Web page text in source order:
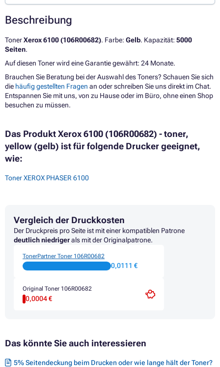
Beschreibung
TonerXerox 6100 (106R00682). Farbe: Gelb. Kapazität: 5000
Seiten.
Auf diesen Toner wird eine Garantie gewährt: 24 Monate.
Brauchen Sie Beratung bei der Auswahl des Toners? Schauen Sie sich
die häufig gestellten Fragen an oder schreiben Sie uns direkt im Chat.
Entspannen Sie mit uns, von zu Hause oder im Büro, ohne einen Shop
besuchen zu müssen.
Das Produkt Xerox 6100 (106R00682) - toner,
yellow (gelb) ist für folgende Drucker geeignet,
wie:
Toner XEROX PHASER 6100
Vergleich der Druckkosten
Der Druckpreis pro Seite ist mit einer kompatiblen Patrone
deutlich niedrigerals mit der Originalpatrone.
TonerPartner Toner 106R00682
0,0111 €
Original Toner 106R00682
0,0004 €
Das könnte Sie auch interessieren
5% Seitendeckung beim Drucken oder wie lange hält der Toner?